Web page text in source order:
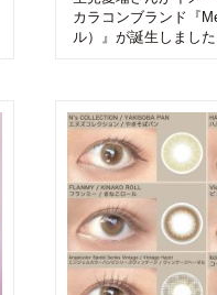
カラコンブランド『
ル）』が誕生しまし